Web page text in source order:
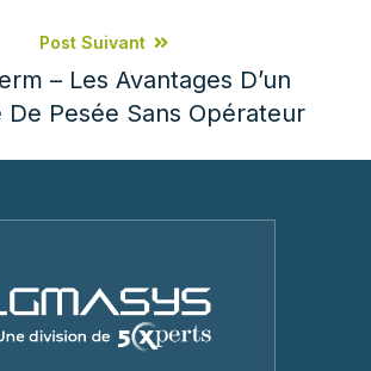
Post Suivant
– Les Avantages D’un
De Pesée Sans Opérateur